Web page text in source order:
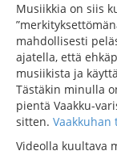
Musiikkia on siis
mahdollisesti
ajatella, että
musiikista ja
Tästäkin minulla
pientä Vaakku-
sitten. Vaakkuhan
Videolla kuultava